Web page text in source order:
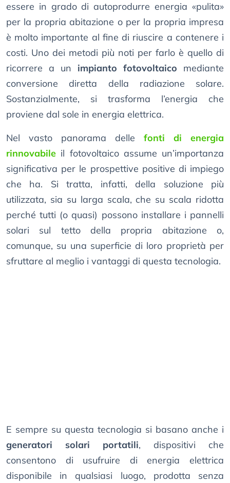
essere in grado di autoprodurre energia «pulita»
per la propria abitazione o per la propria impresa
è molto importante al fine di riuscire a contenere i
costi. Uno dei metodi più noti per farlo è quello di
ricorrere a un impianto fotovoltaico mediante
conversione diretta della radiazione solare.
Sostanzialmente, si trasforma l’energia che
proviene dal sole in energia elettrica.
Nel vasto panorama delle fonti di energia
rinnovabile il fotovoltaico assume un’importanza
significativa per le prospettive positive di impiego
che ha. Si tratta, infatti, della soluzione più
utilizzata, sia su larga scala, che su scala ridotta
perché tutti (o quasi) possono installare i pannelli
solari sul tetto della propria abitazione o,
comunque, su una superficie di loro proprietà per
sfruttare al meglio i vantaggi di questa tecnologia.
E sempre su questa tecnologia si basano anche i
generatori solari portatili, dispositivi che
consentono di usufruire di energia elettrica
disponibile in qualsiasi luogo, prodotta senza